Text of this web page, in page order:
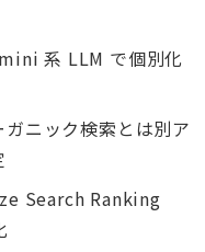
系 LLM で個別化
ニック検索とは別ア
Search Ranking